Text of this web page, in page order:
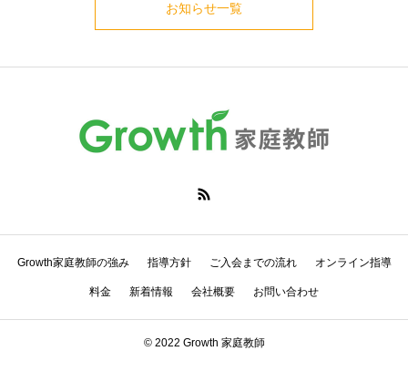
お知らせ一覧
Growth家庭教師の強み 指導方針 ご入会までの流れ オンライン指導
料金 新着情報 会社概要 お問い合わせ
© 2022 Growth 家庭教師